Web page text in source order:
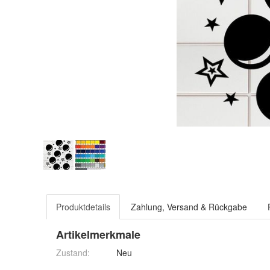
Produktdetails Zahlung, Versand & Rückgabe
Artikelmerkmale
Zustand: Neu